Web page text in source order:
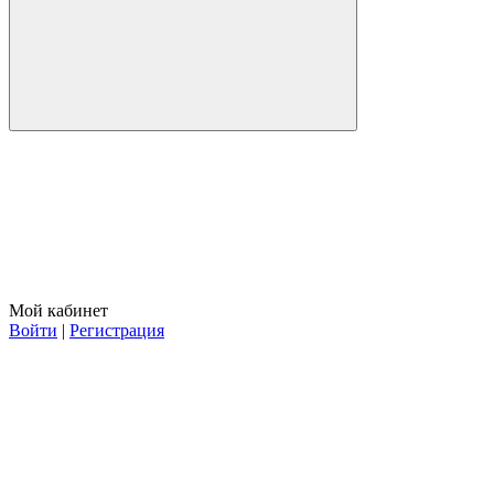
Мой кабинет
Войти | Регистрация